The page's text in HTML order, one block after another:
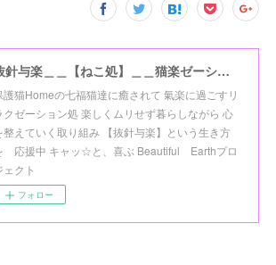
抜針与楽＿＿【ねこ処】＿＿猫楽ゼーションHome☆
護猫Homeの七福猫達に癒されて 氣楽に過ごすリ
クゼーション処 楽しくムリせず暮らしながら 心
整えていく取り組み 【抜針与楽】という生き方
応援中 キャッ☆と、喜ぶ Beautiful Earthプロ
ェクト
フォロー